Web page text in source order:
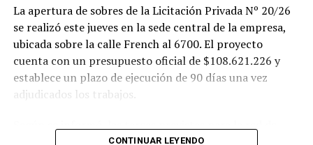
La apertura de sobres de la Licitación Privada Nº 20/26
se realizó este jueves en la sede central de la empresa,
ubicada sobre la calle French al 6700. El proyecto
cuenta con un presupuesto oficial de $108.621.226 y
establece un plazo de ejecución de 90 días una vez
adjudicados los trabajos.
agua potable incluyen la colocación de unos 355 metros
CONTINUAR LEYENDO